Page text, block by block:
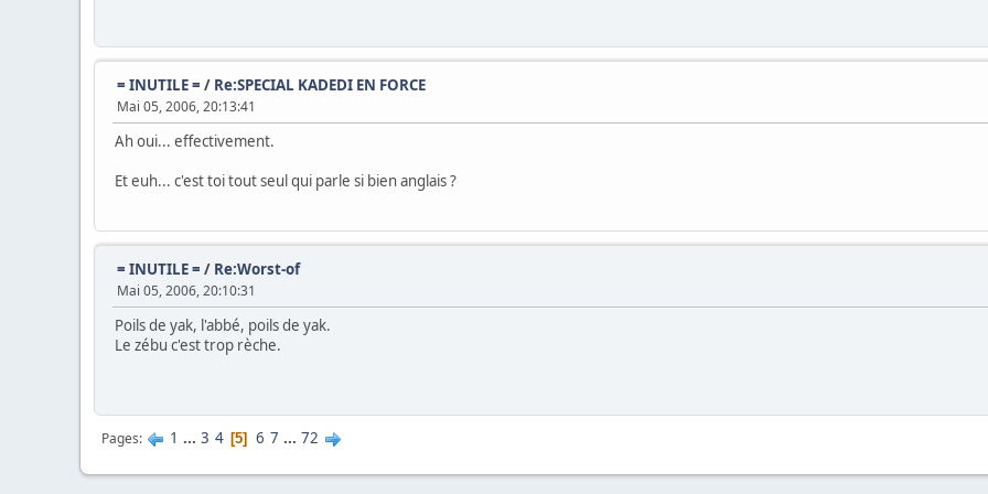
= INUTILE = / Re:SPECIAL KADEDI EN FORCE
Mai 05, 2006, 20:13:41
Ah oui... effectivement.
Et euh... c'est toi tout seul qui parle si bien anglais ?
= INUTILE = / Re:Worst-of
Mai 05, 2006, 20:10:31
Poils de yak, l'abbé, poils de yak.
Le zébu c'est trop rèche.
Pages 1 ... 3 4 5 6 7 ... 72